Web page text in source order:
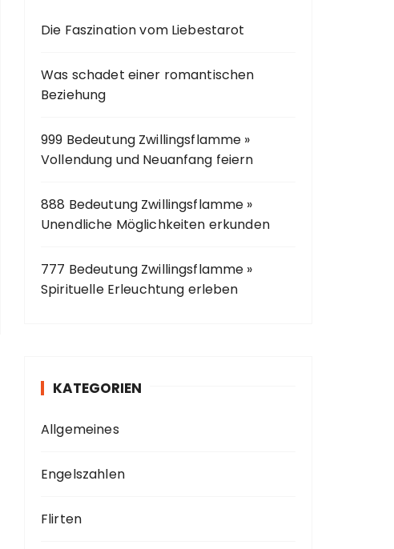
h
Die Faszination vom Liebestarot
Was schadet einer romantischen
Beziehung
999 Bedeutung Zwillingsflamme »
Vollendung und Neuanfang feiern
888 Bedeutung Zwillingsflamme »
Unendliche Möglichkeiten erkunden
777 Bedeutung Zwillingsflamme »
Spirituelle Erleuchtung erleben
KATEGORIEN
Allgemeines
Engelszahlen
Flirten